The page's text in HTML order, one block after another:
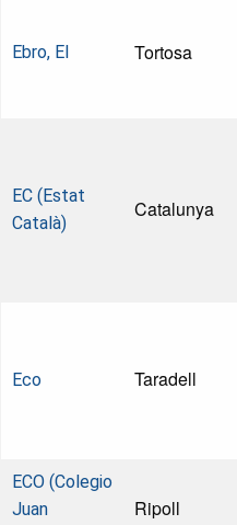
Ebro, El Tortosa
EC (Estat
Català)
Catalunya
Eco Taradell
ECO (Colegio
Juan
Ripoll